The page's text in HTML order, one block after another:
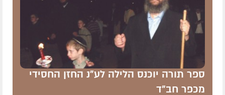
ספר תורה יוכנס הלילה לע"נ החזן החסידי
מכפר חב"ד